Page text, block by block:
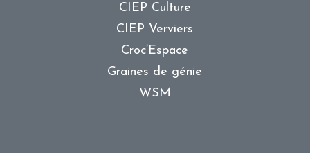
CIEP Culture
CIEP Verviers
Croc’Espace
Graines de génie
WSM